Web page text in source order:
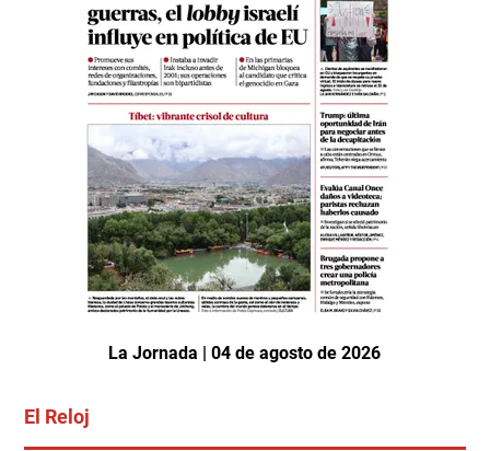
La Jornada | 04 de agosto de 2026
El Reloj